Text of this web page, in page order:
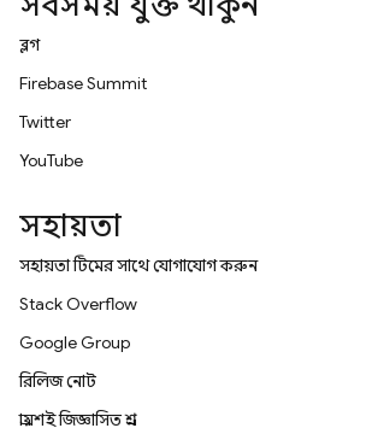
ব্লগ
Firebase Summit
Twitter
YouTube
সহায়তা
সহায়তা টিমের সাথে যোগাযোগ করুন
Stack Overflow
Google Group
রিলিজ নোট
প্রায়শই জিজ্ঞাসিত প্রশ্ন